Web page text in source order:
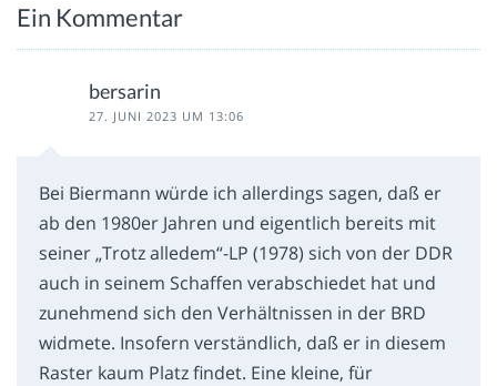
Ein Kommentar
bersarin
27. JUNI 2023 UM 13:06
Bei Biermann würde ich allerdings sagen, daß er
ab den 1980er Jahren und eigentlich bereits mit
seiner „Trotz alledem“-LP (1978) sich von der DDR
auch in seinem Schaffen verabschiedet hat und
zunehmend sich den Verhältnissen in der BRD
widmete. Insofern verständlich, daß er in diesem
Raster kaum Platz findet. Eine kleine, für